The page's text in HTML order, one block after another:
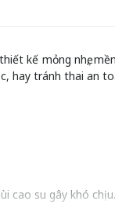
kế mỏng nhẹ,
hay tránh thai an
cao su gây khó chịu.